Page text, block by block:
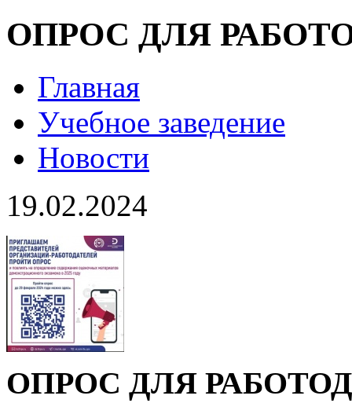
ОПРОС ДЛЯ
Главная
Учебное заведение
Новости
19.02.2024
ОПРОС ДЛЯ